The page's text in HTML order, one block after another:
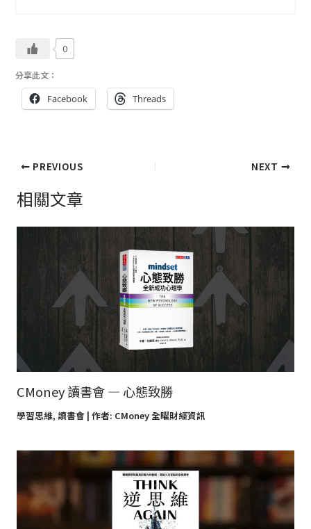
0
分享此文：
Facebook Threads
PREVIOUS NEXT
相關文章
CMoney 讀書會 — 心態致勝
學習思維, 讀書會| 作者: CMoney 全曜財經資訊